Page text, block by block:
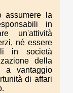
assumere la
in
un'attività
né essere
in società
della
a vantaggio
di affari